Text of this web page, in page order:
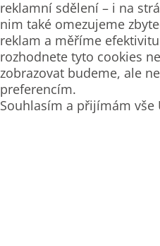
reklamní sdělení – i na
nim také omezujeme
reklam a měříme
rozhodnete tyto cookies
zobrazovat budeme, ale
preferencím.
Souhlasím a přijímám vše